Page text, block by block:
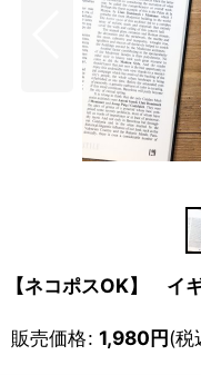
【ネコポスOK】
販売価格: 1,980円(税